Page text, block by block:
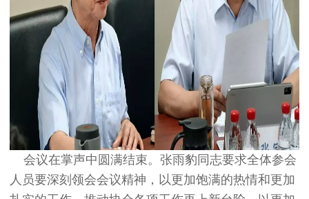
会议在掌声中圆满结束。张雨豹同志要求全体参会
人员要深刻领会会议精神，以更加饱满的热情和更加